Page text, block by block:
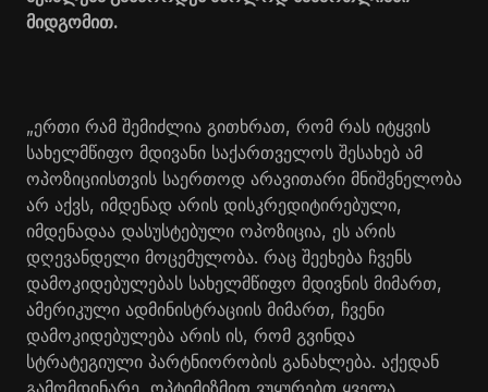
მიდგომით.
„ერთი რამ შემიძლია გითხრათ, რომ რას იტყვის
სახელმწიფო მდივანი საქართველოს შესახებ ამ
ოპოზიციისთვის საერთოდ არავითარი მნიშვნელობა
არ აქვს, იმდენად არის დისკრედიტირებული,
იმდენადაა დასუსტებული ოპოზიცია, ეს არის
დღევანდელი მოცემულობა. რაც შეეხება ჩვენს
დამოკიდებულებას სახელმწიფო მდივნის მიმართ,
ამერიკული ადმინისტრაციის მიმართ, ჩვენი
დამოკიდებულება არის ის, რომ გვინდა
სტრატეგიული პარტნიორობის განახლება. აქედან
გამომდინარე, ოპტიმიზმით ვუყურებთ ყველა